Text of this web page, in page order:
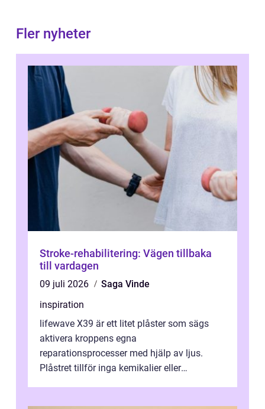
Fler nyheter
Stroke-rehabilitering: Vägen tillbaka
till vardagen
09 juli 2026
Saga Vinde
inspiration
lifewave X39 är ett litet plåster som sägs
aktivera kroppens egna
reparationsprocesser med hjälp av ljus.
Plåstret tillför inga kemikalier eller